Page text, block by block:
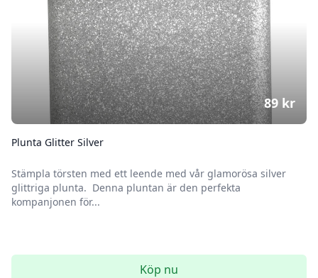
Plunta Glitter Silver
Stämpla törsten med ett leende med vår glamorösa silver
glittriga plunta. Denna pluntan är den perfekta
kompanjonen för...
89 kr
Köp nu